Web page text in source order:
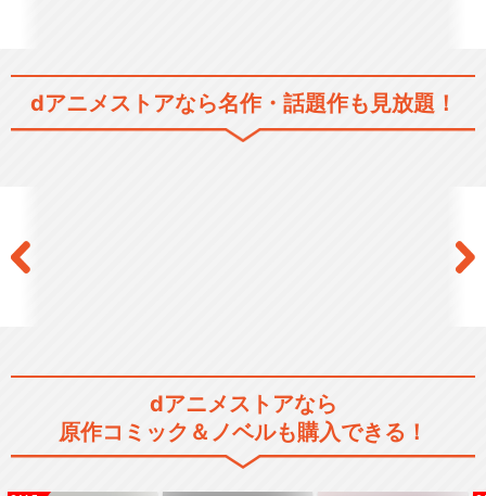
NG騎士ラムネ&40総集編
閉じる
dアニメストアなら名作・話題作も見放題！
dアニメストアなら
原作コミック＆ノベルも購入できる！